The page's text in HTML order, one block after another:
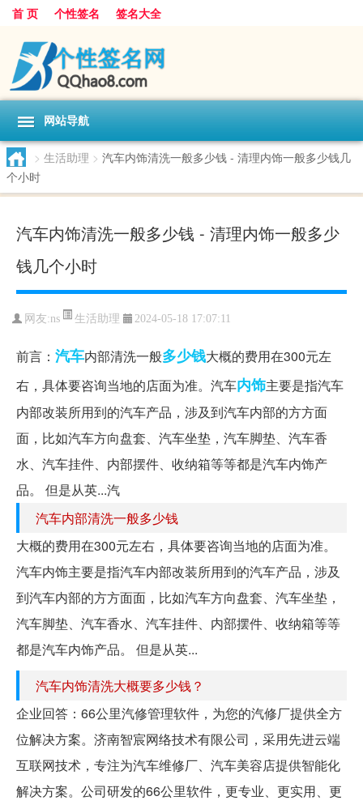
首 页 个性签名 签名大全
网站导航
> 生活助理 > 汽车内饰清洗一般多少钱 - 清理内饰一般多少钱几
个小时
汽车内饰清洗一般多少钱 - 清理内饰一般多少
钱几个小时
网友:ns 生活助理 2024-05-18 17:07:11
前言： 汽车内部清洗一般多少钱大概的费用在300元左
右，具体要咨询当地的店面为准。汽车内饰主要是指汽车
内部改装所用到的汽车产品，涉及到汽车内部的方方面
面，比如汽车方向盘套、汽车坐垫，汽车脚垫、汽车香
水、汽车挂件、内部摆件、收纳箱等等都是汽车内饰产
品。 但是从英...汽
汽车内部清洗一般多少钱
大概的费用在300元左右，具体要咨询当地的店面为准。
汽车内饰主要是指汽车内部改装所用到的汽车产品，涉及
到汽车内部的方方面面，比如汽车方向盘套、汽车坐垫，
汽车脚垫、汽车香水、汽车挂件、内部摆件、收纳箱等等
都是汽车内饰产品。 但是从英...
汽车内饰清洗大概要多少钱？
企业回答：66公里汽修管理软件，为您的汽修厂提供全方
位解决方案。济南智宸网络技术有限公司，采用先进云端
互联网技术，专注为汽车维修厂、汽车美容店提供智能化
解决方案。公司研发的66公里软件，更专业、更实用、更